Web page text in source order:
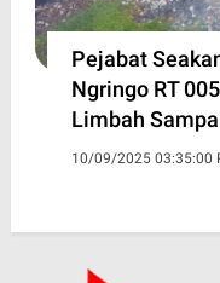
Pejabat
Ngringo RT
Limbah
10/09/2025 03:35:00